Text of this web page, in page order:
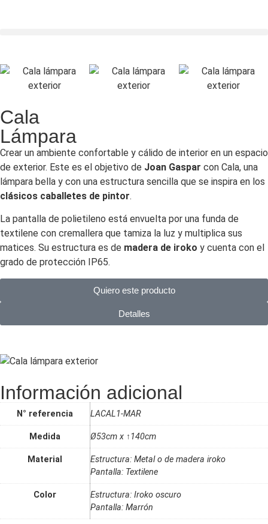
Cala
Lámpara
Crear un ambiente confortable y cálido de interior en un espacio
de exterior. Este es el objetivo de Joan Gaspar con Cala, una
lámpara bella y con una estructura sencilla que se inspira en los
clásicos caballetes de pintor.
La pantalla de polietileno está envuelta por una funda de
textilene con cremallera que tamiza la luz y multiplica sus
matices. Su estructura es de madera de iroko y cuenta con el
grado de protección IP65.
Quiero este producto
Detalles
Información adicional
N° referencia LACAL1-MAR
Medida Ø53cm x ↑140cm
Material
Estructura: Metal o de madera iroko
Pantalla: Textilene
Color
Estructura: Iroko oscuro
Pantalla: Marrón